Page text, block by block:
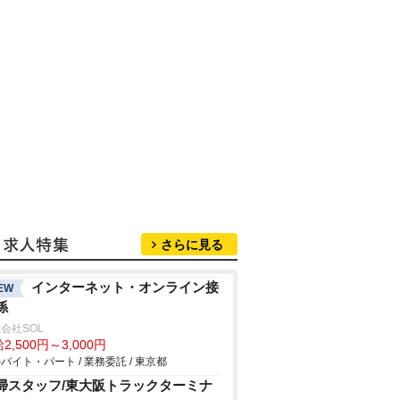
さらに見る
インターネット・オンライン接
社SOL
2,500円～3,000円
イト・パート / 業務委託 / 東京都
スタッフ/東大阪トラックターミナ